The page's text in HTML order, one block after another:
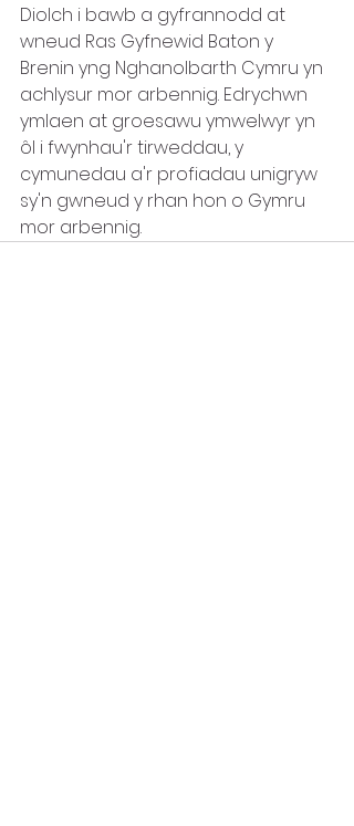
Diolch i bawb a gyfrannodd at
wneud Ras Gyfnewid Baton y
Brenin yng Nghanolbarth Cymru yn
achlysur mor arbennig. Edrychwn
ymlaen at groesawu ymwelwyr yn
ôl i fwynhau'r tirweddau, y
cymunedau a'r profiadau unigryw
sy'n gwneud y rhan hon o Gymru
mor arbennig.